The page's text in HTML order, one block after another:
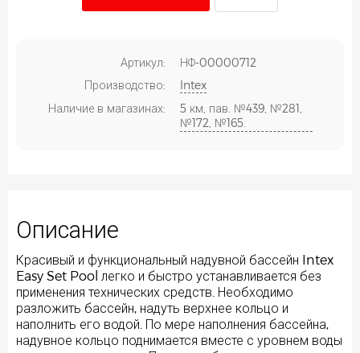
Артикул:
НФ-00000712
Производство:
Intex
Наличие в магазинах:
5 км, пав. №439, №281,
№172, №165.
Описание
Красивый и функциональный надувной бассейн Intex
Easy Set Pool легко и быстро устанавливается без
применения технических средств. Необходимо
разложить бассейн, надуть верхнее кольцо и
наполнить его водой. По мере наполнения бассейна,
надувное кольцо поднимается вместе с уровнем воды